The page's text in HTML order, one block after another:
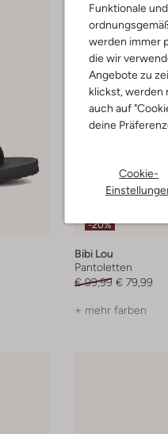
Funktionale
werden immer
die wir
Angebote zu
klickst, werden
auch auf
deine
Cookie-
-20%
Bibi Lou
Pantoletten
€ 99,99 € 79,99
+ mehr farben